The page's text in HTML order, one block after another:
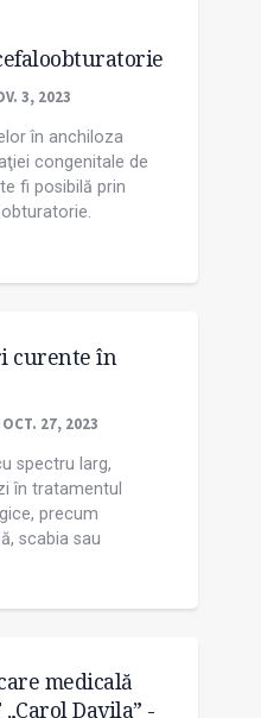
3, 2023
în anchiloza
congenitale de
fi posibilă prin
curente în
27, 2023
spectru larg,
în tratamentul
precum
scabia sau
medicală
Davila” -